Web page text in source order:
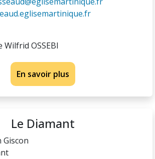
Wilfrid OSSEBI
En savoir plus
Le Diamant
Giscon